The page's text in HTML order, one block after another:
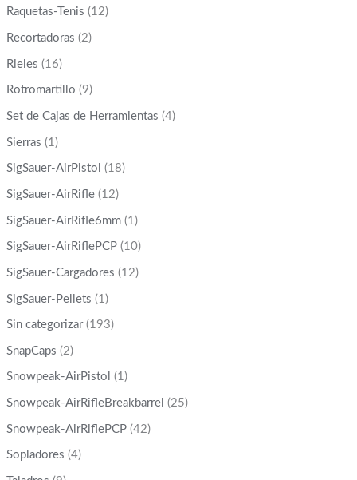
Raquetas-Tenis (12)
Recortadoras (2)
Rieles (16)
Rotromartillo (9)
Set de Cajas de Herramientas (4)
Sierras (1)
SigSauer-AirPistol (18)
SigSauer-AirRifle (12)
SigSauer-AirRifle6mm (1)
SigSauer-AirRiflePCP (10)
SigSauer-Cargadores (12)
SigSauer-Pellets (1)
Sin categorizar (193)
SnapCaps (2)
Snowpeak-AirPistol (1)
Snowpeak-AirRifleBreakbarrel (25)
Snowpeak-AirRiflePCP (42)
Sopladores (4)